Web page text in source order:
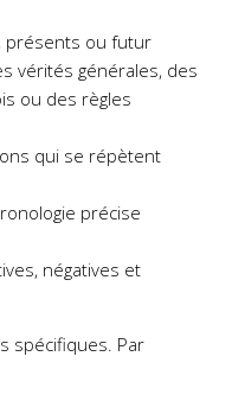
présents ou futur
vérités générales, des
ou des règles
qui se répètent
précise
négatives et
spécifiques. Par